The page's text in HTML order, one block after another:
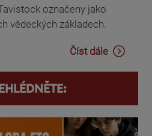
označeny jako
vědeckých základech.
Číst dále